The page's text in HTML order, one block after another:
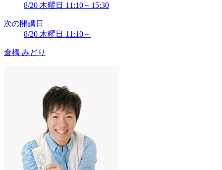
8/20 木曜日 11:10～15:30
次の開講日
8/20 木曜日 11:10～
倉橋 みどり